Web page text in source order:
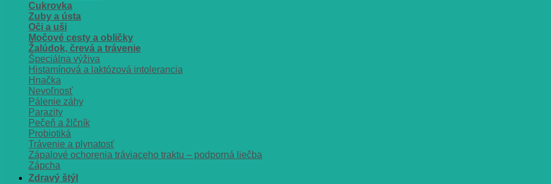
Cukrovka
Zuby a ústa
Oči a uši
Močové cesty a obličky
Žalúdok, črevá a trávenie
Špeciálna výživa
Histamínová a laktózová intolerancia
Hnačka
Nevoľnosť
Pálenie záhy
Parazity
Pečeň a žlčník
Probiotiká
Trávenie a plynatosť
Zápalové ochorenia tráviaceho traktu – podporná liečba
Zápcha
Zdravý štýl